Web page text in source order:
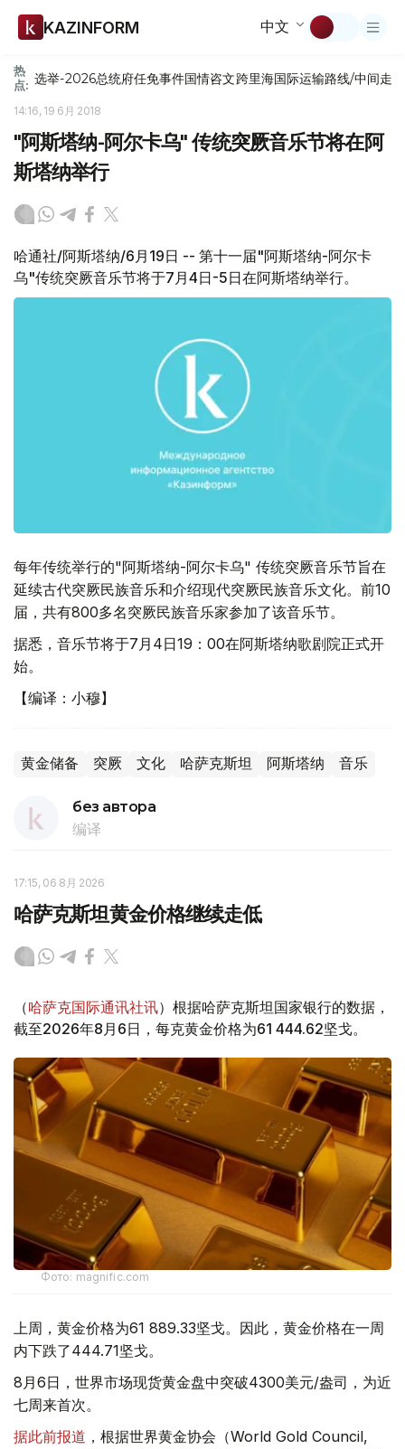
KAZINFORM 中文
热
点: 选举-2026总统府任免事件国情咨文跨里海国际运输路线/中间走廊
14:16, 19 6月 2018
"阿斯塔纳-阿尔卡乌" 传统突厥音乐节将在阿
斯塔纳举行
哈通社/阿斯塔纳/6月19日 -- 第十一届"阿斯塔纳-阿尔卡
乌"传统突厥音乐节将于7月4日-5日在阿斯塔纳举行。
每年传统举行的"阿斯塔纳-阿尔卡乌" 传统突厥音乐节旨在
延续古代突厥民族音乐和介绍现代突厥民族音乐文化。前10
届，共有800多名突厥民族音乐家参加了该音乐节。
据悉，音乐节将于7月4日19：00在阿斯塔纳歌剧院正式开
始。
【编译：小穆】
黄金储备 突厥 文化 哈萨克斯坦 阿斯塔纳 音乐
без автора
编译
17:15, 06 8月 2026
哈萨克斯坦黄金价格继续走低
（哈萨克国际通讯社讯）根据哈萨克斯坦国家银行的数据，
截至2026年8月6日，每克黄金价格为61 444.62坚戈。
Фото: magnific.com
上周，黄金价格为61 889.33坚戈。因此，黄金价格在一周
内下跌了444.71坚戈。
8月6日，世界市场现货黄金盘中突破4300美元/盎司，为近
七周来首次。
据此前报道 ，根据世界黄金协会（World Gold Council,